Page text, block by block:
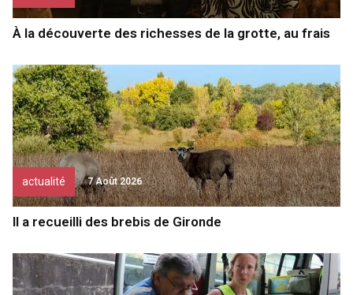
À la découverte des richesses de la grotte, au frais
actualité 7 Août 2026
Il a recueilli des brebis de Gironde